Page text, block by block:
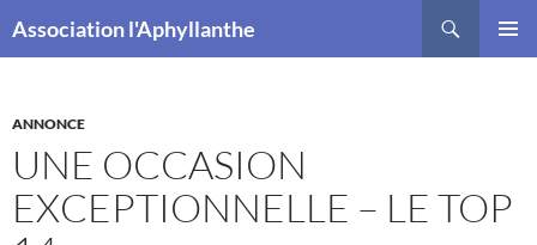
Association l'Aphyllanthe
ANNONCE
UNE OCCASION
EXCEPTIONNELLE – LE TOP